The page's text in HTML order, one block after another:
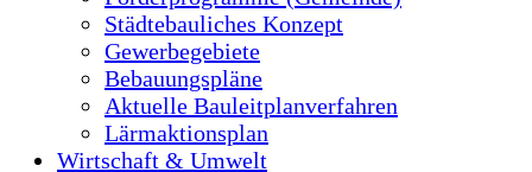
Städtebauliches Konzept
Gewerbegebiete
Bebauungspläne
Aktuelle Bauleitplanverfahren
Lärmaktionsplan
Wirtschaft & Umwelt